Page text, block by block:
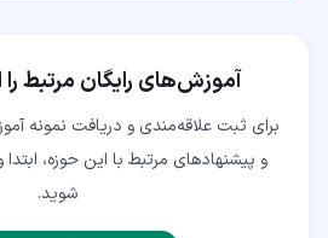
آموزش‌های رایگان مرتبط
برای ثبت علاقه‌مندی و دریافت نمونه
و پیشنهادهای مرتبط با این حوزه،
شوید.